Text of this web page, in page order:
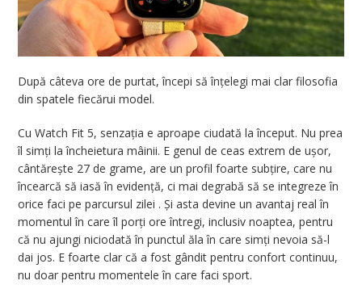
După câteva ore de purtat, începi să înțelegi mai clar filosofia
din spatele fiecărui model.
Cu Watch Fit 5, senzația e aproape ciudată la început. Nu prea
îl simți la încheietura mâinii. E genul de ceas extrem de ușor,
cântărește 27 de grame, are un profil foarte subțire, care nu
încearcă să iasă în evidență, ci mai degrabă să se integreze în
orice faci pe parcursul zilei . Și asta devine un avantaj real în
momentul în care îl porți ore întregi, inclusiv noaptea, pentru
că nu ajungi niciodată în punctul ăla în care simți nevoia să-l
dai jos. E foarte clar că a fost gândit pentru confort continuu,
nu doar pentru momentele în care faci sport.